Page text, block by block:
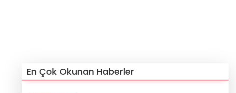
En Çok Okunan Haberler